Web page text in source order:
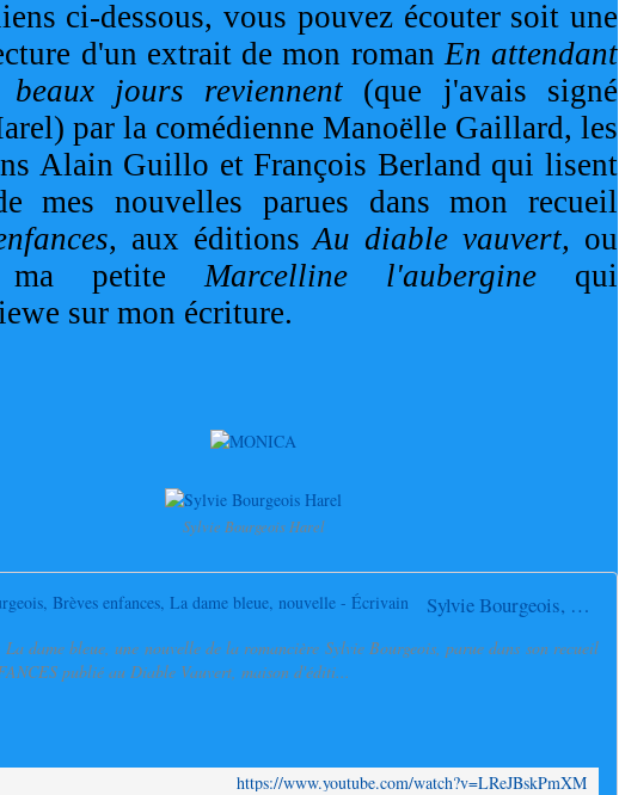
ci-dessous, vous pouvez écouter soit une
d'un extrait de mon roman En attendant
jours reviennent (que j'avais signé
par la comédienne Manoëlle Gaillard, les
Alain Guillo et François Berland qui lisent
mes nouvelles parues dans mon recueil
, aux éditions Au diable vauvert, ou
ma petite Marcelline l'aubergine qui
sur mon écriture.
Sylvie Bourgeois Harel
Sylvie Bourgeois, Brèves enfances, La dame bleue, nouvelle - Écrivain
dame bleue, une nouvelle de la romancière Sylvie Bourgeois, parue dans son recueil
publié au Diable Vauvert, maison d'éditi...
https://www.youtube.com/watch?v=LReJBskPmXM